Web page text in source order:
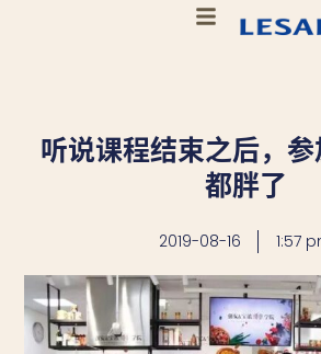
听说课程结束之后，
都胖了
2019-08-16 1:57